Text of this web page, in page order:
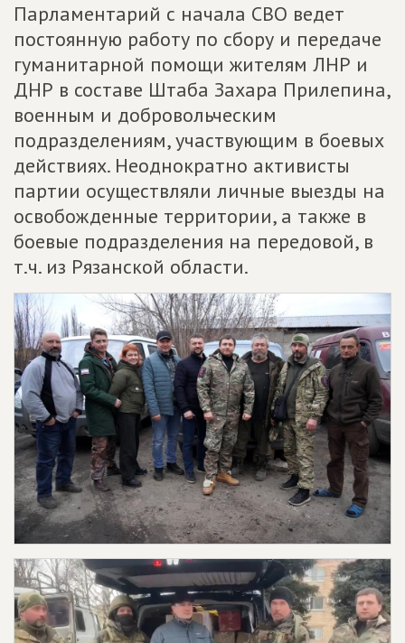
Парламентарий с начала СВО ведет
постоянную работу по сбору и передаче
гуманитарной помощи жителям ЛНР и
ДНР в составе Штаба Захара Прилепина,
военным и добровольческим
подразделениям, участвующим в боевых
действиях. Неоднократно активисты
партии осуществляли личные выезды на
освобожденные территории, а также в
боевые подразделения на передовой, в
т.ч. из Рязанской области.